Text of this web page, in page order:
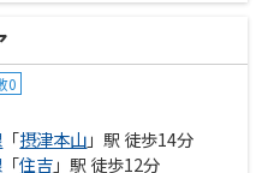
0
「摂津本山」駅 徒歩14分
「住吉」駅 徒歩12分